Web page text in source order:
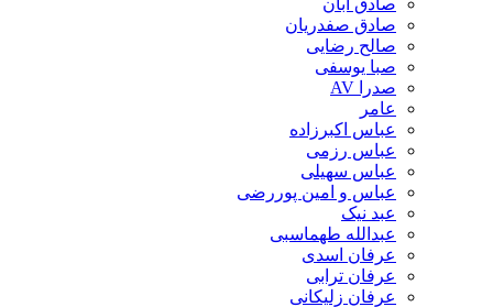
صادق آبان
صادق صفدریان
صالح رضایی
صبا یوسفی
صدرا AV
عامر
عباس اکبرزاده
عباس رزمی
عباس سهیلی
عباس و امین پوررضی
عبد نیک
عبدالله طهماسبی‎
عرفان اسدی
عرفان ترابی
عرفان زلیکانی